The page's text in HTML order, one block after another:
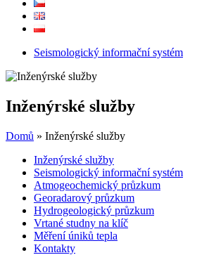
Seismologický informační systém
Inženýrské služby
Domů » Inženýrské služby
Inženýrské služby
Seismologický informační systém
Atmogeochemický průzkum
Georadarový průzkum
Hydrogeologický průzkum
Vrtané studny na klíč
Měření úniků tepla
Kontakty